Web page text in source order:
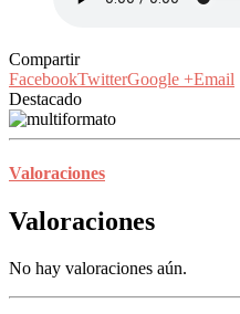
Compartir
FacebookTwitterGoogle +Email
Destacado
Valoraciones
Valoraciones
No hay valoraciones aún.